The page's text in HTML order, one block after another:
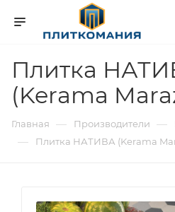
Плитка
(Kerama
Главная — Производители —
— Плитка НАТИВА (Kerama